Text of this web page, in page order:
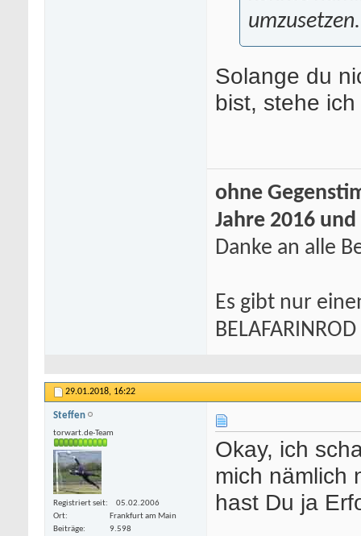
Solange du
bist, stehe
ohne
Jahre 2016 und
Danke an alle
Es gibt nur
BELAFARINROD
29.01.2018, 16:22
Steffen
torwart.de-Team
Registriert seit
05.02.2006
Ort
Frankfurt am Main
Beiträge
9.598
Okay, ich
mich nämlich
hast Du ja